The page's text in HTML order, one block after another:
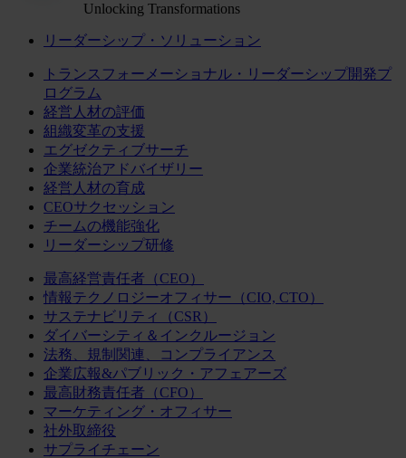
Unlocking Transformations
リーダーシップ・ソリューション
トランスフォーメーショナル・リーダーシップ開発プ
ログラム
経営人材の評価
組織変革の支援
エグゼクティブサーチ
企業統治アドバイザリー
経営人材の育成
CEOサクセッション
チームの機能強化
リーダーシップ研修
最高経営責任者（CEO）
情報テクノロジーオフィサー（CIO, CTO）
サステナビリティ（CSR）
ダイバーシティ＆インクルージョン
法務、規制関連、コンプライアンス
企業広報&パブリック・アフェアーズ
最高財務責任者（CFO）
マーケティング・オフィサー
社外取締役
サプライチェーン